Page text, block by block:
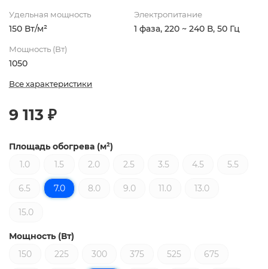
Удельная мощность
150 Вт/м²
Электропитание
1 фаза, 220 ~ 240 В, 50 Гц
Мощность (Вт)
1050
Все характеристики
9 113 ₽
Площадь обогрева (м²)
1.0
1.5 2.0 2.5 3.5 4.5 5.5
6.5 7.0 8.0 9.0 11.0 13.0
15.0
Мощность (Вт)
150
225 300 375 525 675